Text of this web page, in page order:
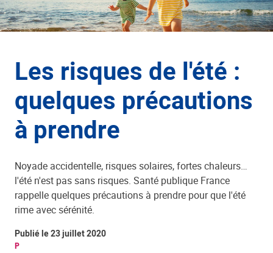
Les risques de l'été :
quelques précautions
à prendre
Noyade accidentelle, risques solaires, fortes chaleurs…
l'été n'est pas sans risques. Santé publique France
rappelle quelques précautions à prendre pour que l'été
rime avec sérénité.
P
Publié le 23 juillet 2020